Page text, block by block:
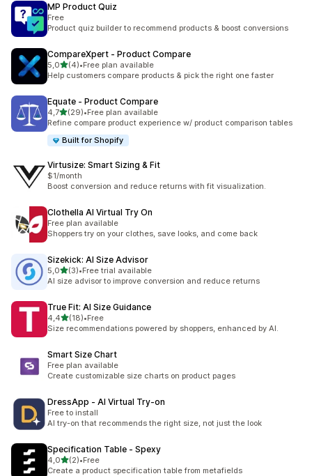
MP Product Quiz
Free
Product quiz builder to recommend products & boost conversions
CompareXpert ‑ Product Compare
5,0/ 5 tähteä
(4)
4 arvostelua yhteensä
•Free plan available
Help customers compare products & pick the right one faster
Equate ‑ Product Compare
4,7/ 5 tähteä
(29)
29 arvostelua yhteensä
•Free plan available
Refine compare product experience w/ product comparison tables
Built for Shopify
Virtusize: Smart Sizing & Fit
$1/month
Boost conversion and reduce returns with fit visualization.
Clothella AI Virtual Try On
Free plan available
Shoppers try on your clothes, save looks, and come back
Sizekick: AI Size Advisor
5,0/ 5 tähteä
(3)
3 arvostelua yhteensä
•Free trial available
AI size advisor to improve conversion and reduce returns
True Fit: AI Size Guidance
4,4/ 5 tähteä
(18)
18 arvostelua yhteensä
•Free
Size recommendations powered by shoppers, enhanced by AI.
Smart Size Chart
Free plan available
Create customizable size charts on product pages
DressApp ‑ AI Virtual Try‑on
Free to install
AI try-on that recommends the right size, not just the look
Specification Table ‑ Spexy
4,0/ 5 tähteä
(2)
2 arvostelua yhteensä
•Free
Create a product specification table from metafields